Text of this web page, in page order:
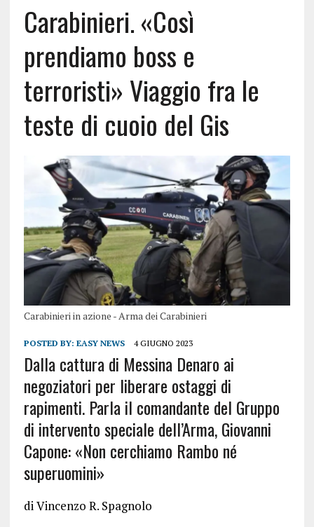
Carabinieri. «Così
prendiamo boss e
terroristi» Viaggio fra le
teste di cuoio del Gis
Carabinieri in azione - Arma dei Carabinieri
POSTED BY: EASY NEWS 4 GIUGNO 2023
Dalla cattura di Messina Denaro ai
negoziatori per liberare ostaggi di
rapimenti. Parla il comandante del Gruppo
di intervento speciale dell’Arma, Giovanni
Capone: «Non cerchiamo Rambo né
superuomini»
di Vincenzo R. Spagnolo